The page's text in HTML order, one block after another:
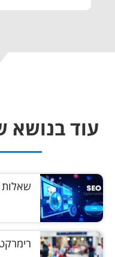
עוד בנושא
שאלות